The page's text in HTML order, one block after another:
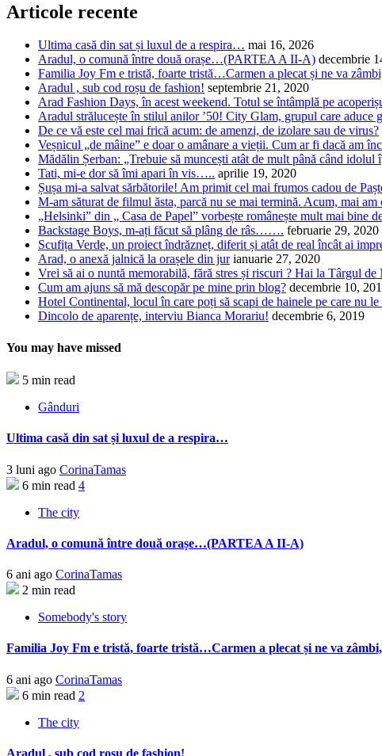
Articole recente
Ultima casă din sat și luxul de a respira… mai 16, 2026
Aradul, o comună între două orașe…(PARTEA A II-A) decembrie
Familia Joy Fm e tristă, foarte tristă…Carmen a plecat și ne va
Aradul , sub cod roșu de fashion! septembrie 21, 2020
Arad Fashion Days, în acest weekend. Totul se întâmplă pe
Aradul strălucește în stilul anilor ’50! City Glam, grupul care aduce
De ce vă este cel mai frică acum: de amenzi, de izolare sau de virus?
Veșnicul „de mâine” e doar o amânare a vieții. Cum ar fi dacă am
Mădălin Șerban: „Trebuie să muncești atât de mult până când
Tati, mi-e dor să îmi apari în vis….. aprilie 19, 2020
Șușa mi-a salvat sărbătorile! Am primit cel mai frumos cadou de
M-am săturat de filmul ăsta, parcă nu se mai termină. Acum, mai
„Helsinki” din „ Casa de Papel” vorbește românește mult mai bine
Backstage Boys, m-ați făcut să plâng de râs……. februarie 29, 2020
Scufița Verde, un proiect îndrăzneț, diferit și atât de real încât ai
Arad, o anexă jalnică la orașele din jur ianuarie 27, 2020
Vrei să ai o nuntă memorabilă, fără stres și riscuri ? Hai la Târgul
Cum am ajuns să mă descopăr pe mine prin blog? decembrie 10,
Hotel Continental, locul în care poți să scapi de hainele pe care nu
Dincolo de aparențe, interviu Bianca Morariu! decembrie 6, 2019
You may have missed
5 min read
Gânduri
Ultima casă din sat și luxul de a respira…
3 luni ago CorinaTamas
6 min read 4
The city
Aradul, o comună între două orașe…(PARTEA A II-A)
6 ani ago CorinaTamas
2 min read
Somebody's story
Familia Joy Fm e tristă, foarte tristă…Carmen a plecat și ne va zâmbi,
6 ani ago CorinaTamas
6 min read 2
The city
Aradul , sub cod roșu de fashion!